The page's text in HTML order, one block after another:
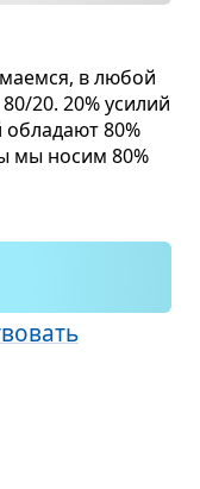
в любой
20. 20% уси­лий
обла­дают 80%
мы носим 80%